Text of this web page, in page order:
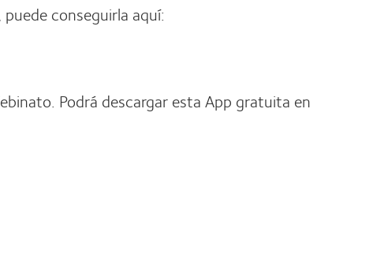
conseguirla aquí:
Podrá descargar esta App gratuita en